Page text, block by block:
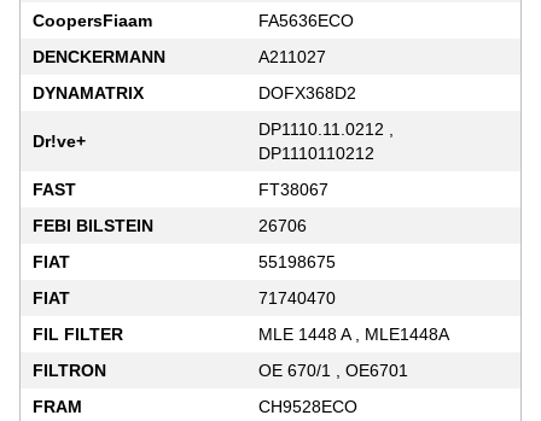
CoopersFiaam
FA5636ECO
DENCKERMANN
A211027
DYNAMATRIX
DOFX368D2
Dr!ve+
DP1110.11.0212 ,
DP1110110212
FAST
FT38067
FEBI BILSTEIN
26706
FIAT
55198675
FIAT
71740470
FIL FILTER
MLE 1448 A , MLE1448A
FILTRON
OE 670/1 , OE6701
FRAM
CH9528ECO